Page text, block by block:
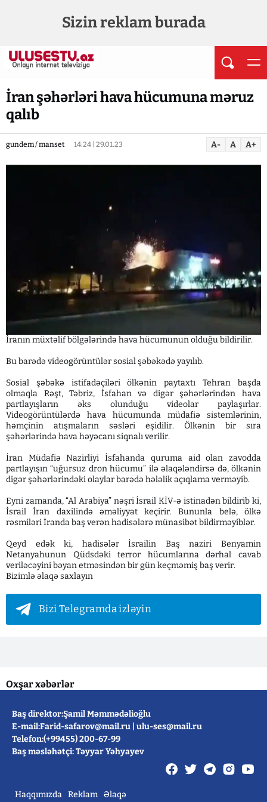
Sizin reklam burada
İran şəhərləri hava hücumuna məruz
qalıb
gundem / manset 14:24 | 29.01.23 A- A A+
İranın müxtəlif bölgələrində hava hücumunun olduğu bildirilir.
Bu barədə videogörüntülər sosial şəbəkədə yayılıb.
Sosial şəbəkə istifadəçiləri ölkənin paytaxtı Tehran başda
olmaqla Rəşt, Təbriz, İsfahan və digər şəhərlərindən hava
partlayışların əks olunduğu videolar paylaşırlar.
Videogörüntülərdə hava hücumunda müdafiə sistemlərinin,
həmçinin atışmaların səsləri eşidilir. Ölkənin bir sıra
şəhərlərində hava həyəcanı siqnalı verilir.
İran Müdafiə Nazirliyi İsfahanda quruma aid olan zavodda
partlayışın “uğursuz dron hücumu” ilə əlaqələndirsə də, ölkənin
digər şəhərlərindəki olaylar barədə hələlik açıqlama verməyib.
Eyni zamanda, “Al Arabiya” nəşri İsrail KİV-ə istinadən bildirib ki,
İsrail İran daxilində əməliyyat keçirir. Bununla belə, ölkə
rəsmiləri İranda baş verən hadisələrə münasibət bildirməyiblər.
Qeyd edək ki, hadisələr İsrailin Baş naziri Benyamin
Netanyahunun Qüdsdəki terror hücumlarına dərhal cavab
veriləcəyini bəyan etməsindən bir gün keçməmiş baş verir.
Bizimlə əlaqə saxlayın
Bizi Telegramda izləyin
Oxşar xəbərlər
Baş direktor:Şamil Məmmədəlioğlu
E-mail:Farid-safarov@mail.ru ulu-ses@mail.ru
Telefon:(+99455) 200-67-99
Baş məsləhətçi: Təyyar Yəhyayev
Haqqımızda Reklam Əlaqə